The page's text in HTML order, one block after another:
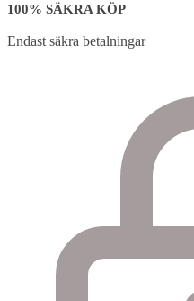
100% SÄKRA KÖP
Endast säkra betalningar